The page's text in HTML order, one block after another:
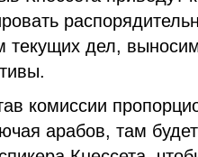
текущих дел,
комиссии
арабов, там